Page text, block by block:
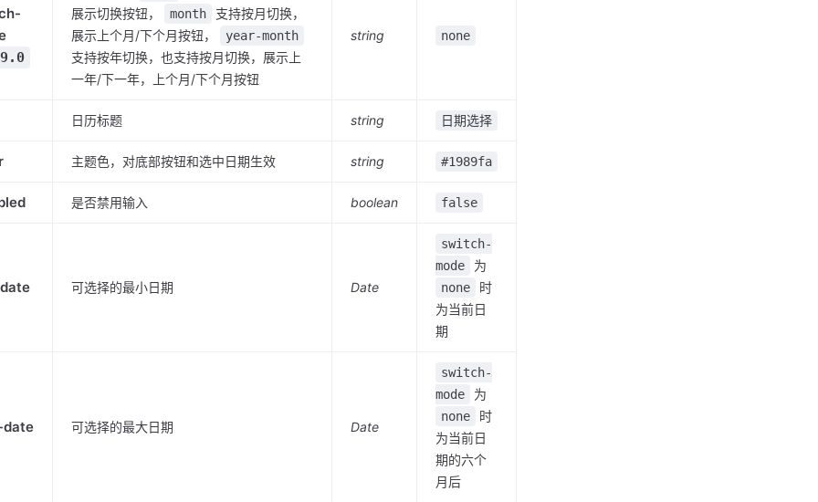
展示切换按钮，
month
支持按月切换，
展示上个月/下个月按钮，
year-month
支持按年切换，也支持按月切换，展示上
一年/下一年，上个月/下个月按钮
string none
日历标题 string 日期选择
主题色，对底部按钮和选中日期生效 string #1989fa
是否禁用输入 boolean false
可选择的最小日期 Date
switch-
mode
为
none
时
为当前日
期
date 可选择的最大日期 Date
switch-
mode
为
none
时
为当前日
期的六个
月后